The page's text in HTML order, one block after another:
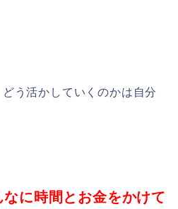
う活かしていくのかは自分
に時間とお金をかけて